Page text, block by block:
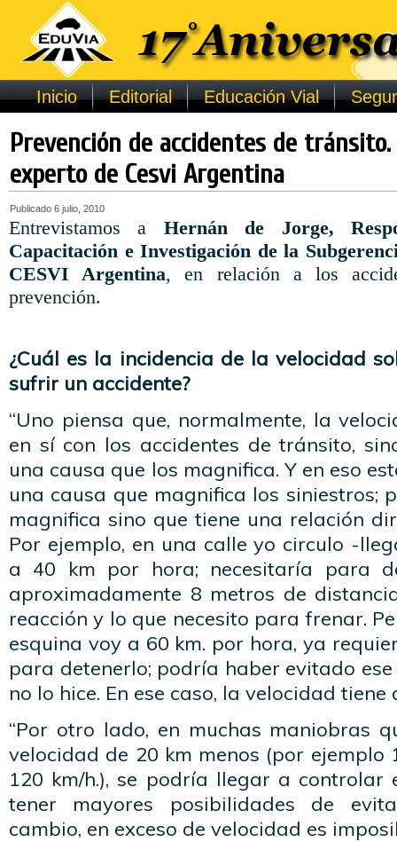
Inicio Editorial Educación Vial
Prevención de accidentes de
experto de Cesvi Argentina
Publicado 6 julio, 2010
Entrevistamos a Hernán de Jorge,
Capacitación e Investigación de la
CESVI Argentina, en relación a los
prevención.
¿Cuál es la incidencia de la velocidad
sufrir un accidente?
“Uno piensa que, normalmente, la
en sí con los accidentes de tránsito,
una causa que los magnifica. Y en eso
una causa que magnifica los siniestros;
magnifica sino que tiene una relación
Por ejemplo, en una calle yo circulo -
a 40 km por hora; necesitaría para
aproximadamente 8 metros de
reacción y lo que necesito para frenar.
esquina voy a 60 km. por hora, ya
para detenerlo; podría haber evitado
no lo hice. En ese caso, la velocidad tiene
“Por otro lado, en muchas maniobras
velocidad de 20 km menos (por ejemplo
120 km/h.), se podría llegar a controlar
tener mayores posibilidades de
cambio, en exceso de velocidad es